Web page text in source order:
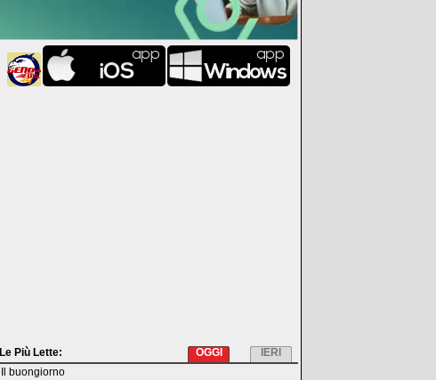
Le Più Lette: IERI
OGGI
Il buongiorno